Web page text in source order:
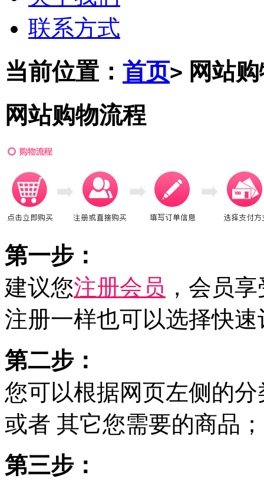
联系方式
当前位置： 首页> 网站
网站购物流程
第一步：
建议您注册会员 ，会员
注册一样也可以选择快速
第二步：
您可以根据网页左侧的
或者 其它您需要的商品；
第三步：